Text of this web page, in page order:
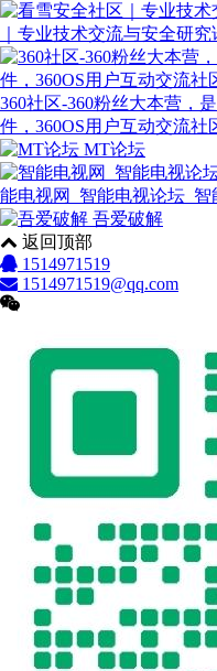
｜专业技术交流与安全研究
360社区-360粉丝大本营，
件，360OS用户互动交流社
MT论坛
能电视网_智能电视论坛_
吾爱破解
返回顶部
1514971519
1514971519@qq.com